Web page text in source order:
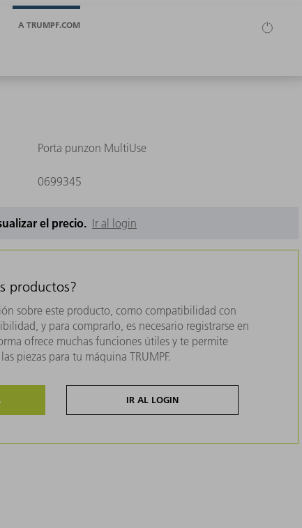
A TRUMPF.COM
Porta punzon MultiUse
0699345
el precio. Ir al login
productos?
sobre este producto, como compatibilidad con
y para comprarlo, es necesario registrarse en
ofrece muchas funciones útiles y te permite
piezas para tu máquina TRUMPF.
IR AL LOGIN